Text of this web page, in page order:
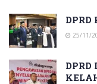
DPRD
25/11/